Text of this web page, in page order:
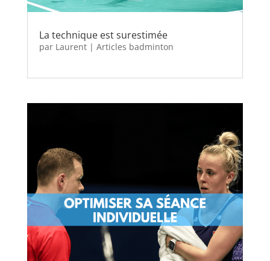
La technique est surestimée
par Laurent| Articles badminton